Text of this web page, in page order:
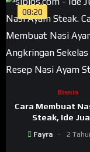
08:20
Bisnis
Cara Membuat
Steak, Ide
Restro
Fayra 2